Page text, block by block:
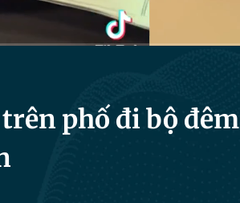
trên phố đi bộ đêm